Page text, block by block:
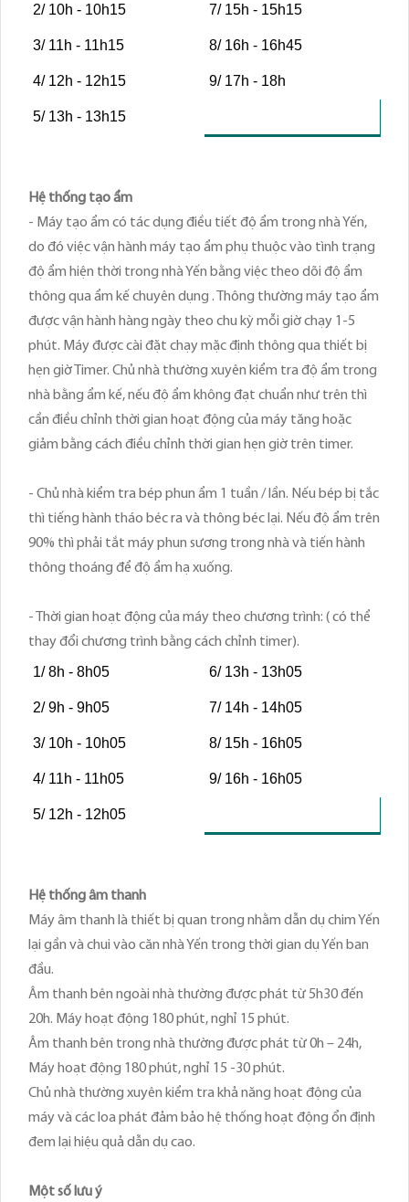
2/ 10h - 10h15 7/ 15h - 15h15
3/ 11h - 11h15 8/ 16h - 16h45
4/ 12h - 12h15 9/ 17h - 18h
5/ 13h - 13h15
Hệ thống tạo ẩm
- Máy tạo ẩm có tác dụng điều tiết độ ẩm trong nhà Yến,
do đó việc vận hành máy tạo ẩm phụ thuộc vào tình trạng
độ ẩm hiện thời trong nhà Yến bằng việc theo dõi độ ẩm
thông qua ẩm kế chuyên dụng . Thông thường máy tạo ẩm
được vận hành hàng ngày theo chu kỳ mỗi giờ chạy 1-5
phút. Máy được cài đặt chạy mặc định thông qua thiết bị
hẹn giờ Timer. Chủ nhà thường xuyên kiểm tra độ ẩm trong
nhà bằng ẩm kế, nếu độ ẩm không đạt chuẩn như trên thì
cần điều chỉnh thời gian hoạt động của máy tăng hoặc
giảm bằng cách điều chỉnh thời gian hẹn giờ trên timer.
- Chủ nhà kiểm tra bép phun ẩm 1 tuần / lần. Nếu bép bị tắc
thì tiếng hành tháo béc ra và thông béc lại. Nếu độ ẩm trên
90% thì phải tắt máy phun sương trong nhà và tiến hành
thông thoáng để độ ẩm hạ xuống.
- Thời gian hoạt động của máy theo chương trình: ( có thể
thay đổi chương trình bằng cách chỉnh timer).
1/ 8h - 8h05 6/ 13h - 13h05
2/ 9h - 9h05 7/ 14h - 14h05
3/ 10h - 10h05 8/ 15h - 16h05
4/ 11h - 11h05 9/ 16h - 16h05
5/ 12h - 12h05
Hệ thống âm thanh
Máy âm thanh là thiết bị quan trong nhằm dẫn dụ chim Yến
lại gần và chui vào căn nhà Yến trong thời gian dụ Yến ban
đầu.
Âm thanh bên ngoài nhà thường được phát từ 5h30 đến
20h. Máy hoạt động 180 phút, nghỉ 15 phút.
Âm thanh bên trong nhà thường được phát từ 0h – 24h,
Máy hoạt động 180 phút, nghỉ 15 -30 phút.
Chủ nhà thường xuyên kiểm tra khả năng hoạt động của
máy và các loa phát đảm bảo hệ thống hoạt động ổn định
đem lại hiệu quả dẫn dụ cao.
Một số lưu ý